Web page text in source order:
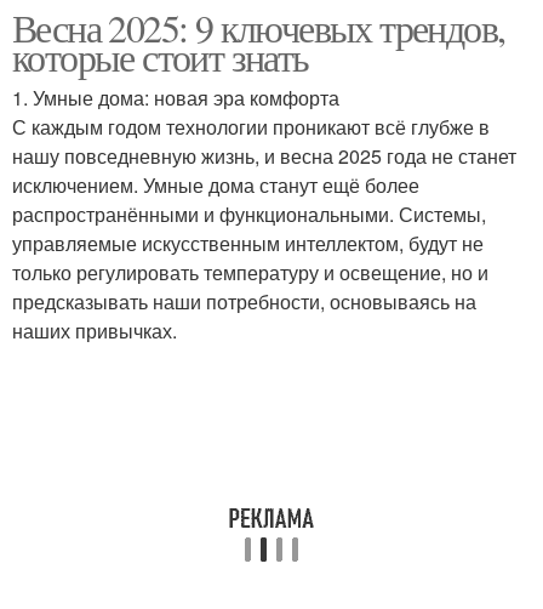
Промышленный туризм
Весна 2025: 9 ключевых трендов,
которые стоит знать
1. Умные дома: новая эра комфорта
С каждым годом технологии проникают всё глубже в
нашу повседневную жизнь, и весна 2025 года не станет
исключением. Умные дома станут ещё более
распространёнными и функциональными. Системы,
управляемые искусственным интеллектом, будут не
только регулировать температуру и освещение, но и
предсказывать наши потребности, основываясь на
наших привычках.